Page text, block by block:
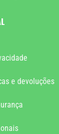
e devoluções